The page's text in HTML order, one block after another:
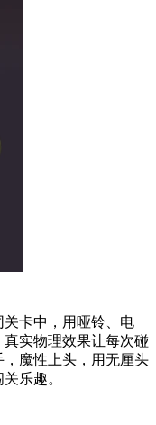
卡中，用哑铃、电
实物理效果让每次碰
魔性上头，用无厘头
乐趣。